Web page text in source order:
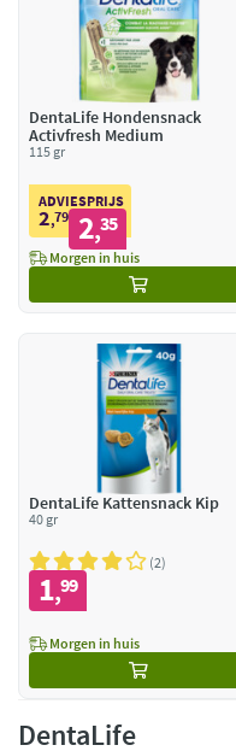
DentaLife Hondensnack
Activfresh Medium
115 gr
ADVIESPRIJS
2,79 2,35
Morgen in huis
DentaLife Kattensnack Kip
40 gr
2
1,99
Morgen in huis
DentaLife